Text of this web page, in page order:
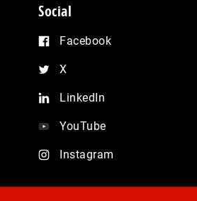
Social
Facebook
X
LinkedIn
YouTube
Instagram